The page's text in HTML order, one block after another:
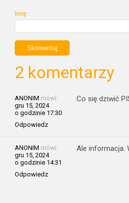
Imię
2 komentarzy
ANONIM mówi:
gru 15, 2024
o godzinie 17:30
Odpowiedz
Co się dziwić
ANONIM mówi:
gru 15, 2024
o godzinie 14:31
Odpowiedz
Ale informacja.